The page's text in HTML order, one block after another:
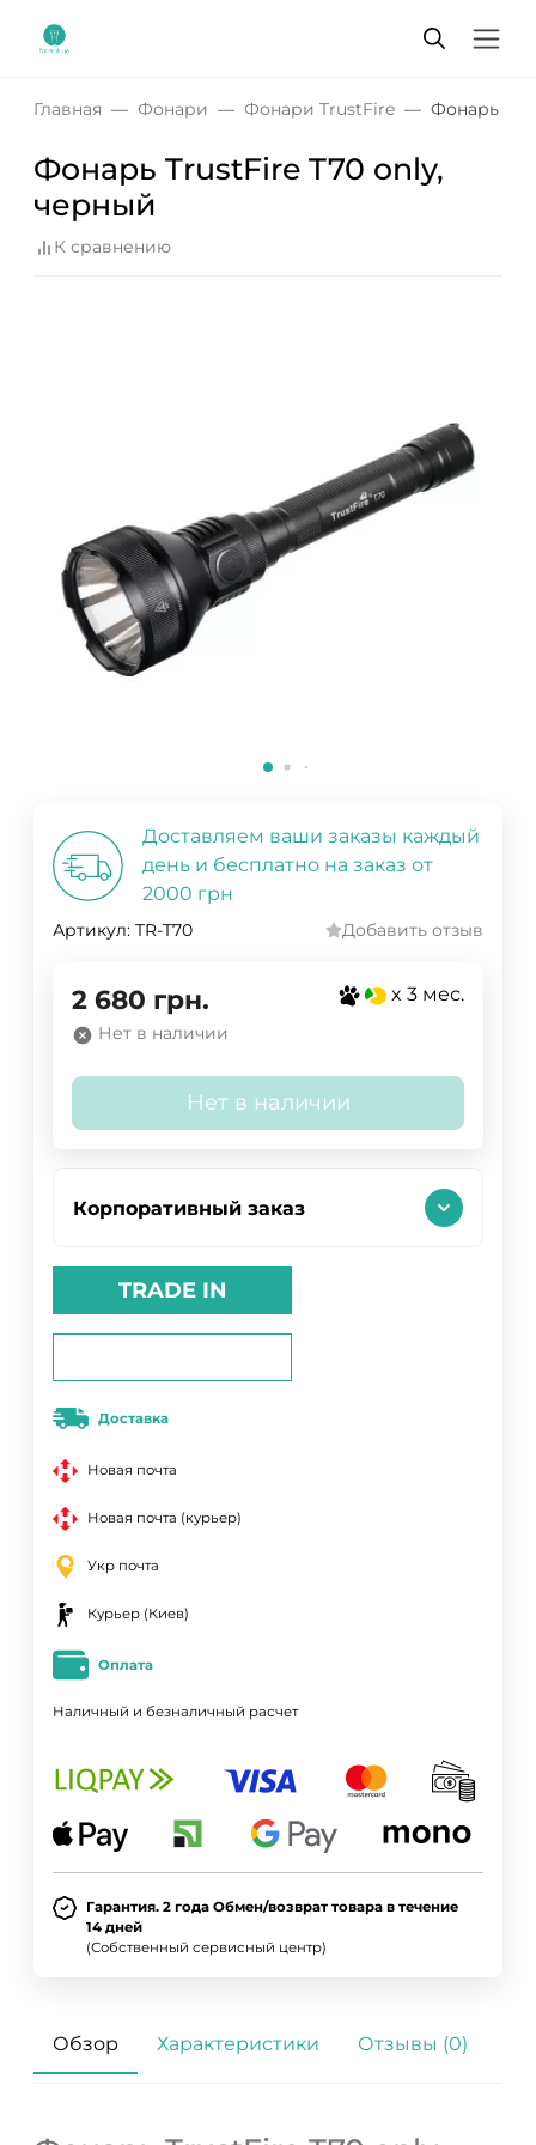
Главная Фонари Фонари TrustFire Фонарь
Фонарь TrustFire T70 only,
черный
К сравнению
Доставляем ваши заказы каждый
день и бесплатно на заказ от
2000 грн
Артикул: TR-T70 Добавить отзыв
2 680 грн. x 3 мес.
Нет в наличии
Нет в наличии
Корпоративный заказ
TRADE IN
Доставка
Новая почта
Новая почта (курьер)
Укр почта
Курьер (Киев)
Оплата
Наличный и безналичный расчет
Гарантия. 2 года Обмен/возврат товара в течение
14 дней
(Собственный сервисный центр)
Обзор Характеристики Отзывы (0)